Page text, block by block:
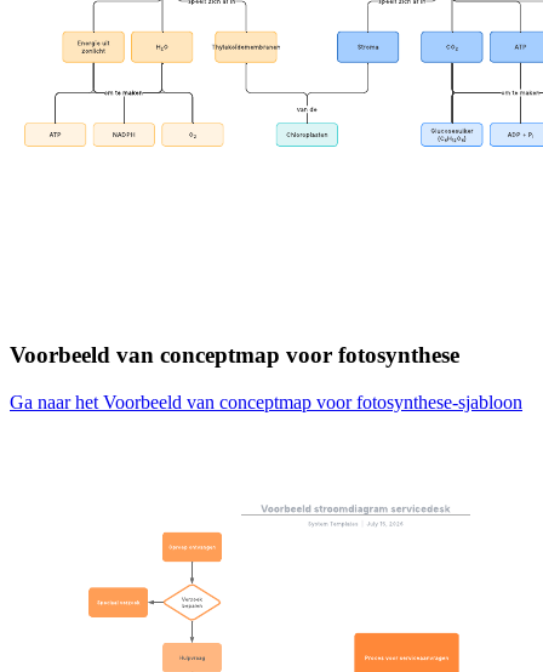
Voorbeeld van conceptmap voor fotosynthese
Ga naar het Voorbeeld van conceptmap voor fotosynthese-sjabloon